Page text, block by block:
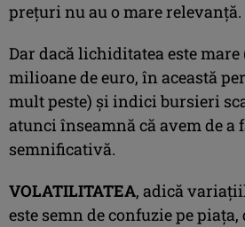
preţuri nu au o mare relevanţă.
Dar dacă lichiditatea este mare
milioane de euro, în această
mult peste) şi indici bursieri
atunci înseamnă că avem de a
semnificativă.
VOLATILITATEA, adică
este semn de confuzie pe